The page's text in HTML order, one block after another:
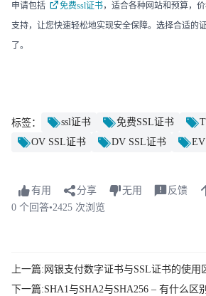
申请包括
免费ssl证书，适合各种网站和预算，
支持，让您快速轻松地实现安全保障。选择合适的
了。
标签： ssl证书 免费SSL证书
OV SSL证书
DV SSL证书
有用 分享 无用 反馈
0 个回答•2425 次浏览
上一篇:网银支付数字证书与SSL证书的使用
下一篇:SHA1与SHA2与SHA256 – 有什么区别